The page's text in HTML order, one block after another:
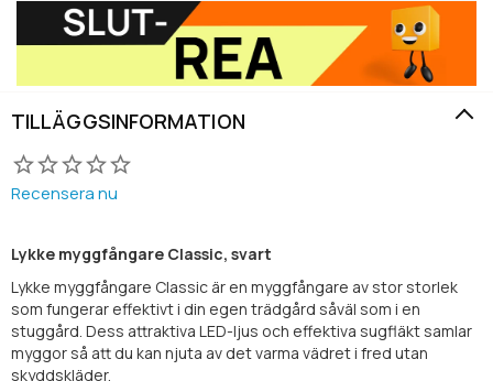
TILLÄGGSINFORMATION
Recensera nu
Lykke myggfångare Classic, svart
Lykke myggfångare Classic är en myggfångare av stor storlek
som fungerar effektivt i din egen trädgård såväl som i en
stuggård. Dess attraktiva LED-ljus och effektiva sugfläkt samlar
myggor så att du kan njuta av det varma vädret i fred utan
skyddskläder.